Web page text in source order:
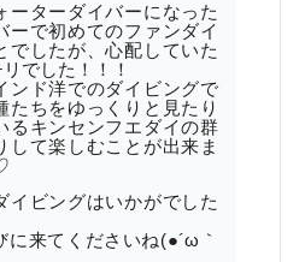
ーターダイバーになった
ーで初めてのファンダイ
でしたが、心配していた
でした！！！
ンド洋でのダイビングで
たちをゆっくりと見たり
るキンセンフエダイの群
して楽しむことが出来ま
イビングはいかがでした
に来てくださいね(●´ω｀